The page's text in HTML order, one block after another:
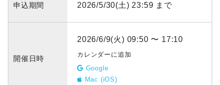
申込期間 2026/5/30(土) 23:59 まで
開催日時
2026/6/9(火) 09:50 〜 17:10
カレンダーに追加
Google
Mac (iOS)